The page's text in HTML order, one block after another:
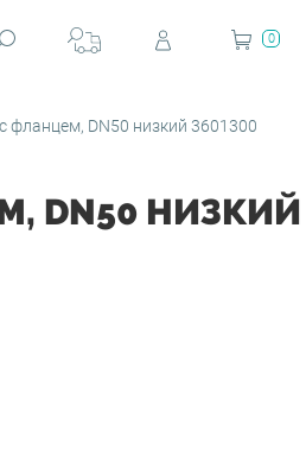
0
фланцем, DN50 низкий 3601300
DN50 НИЗКИЙ